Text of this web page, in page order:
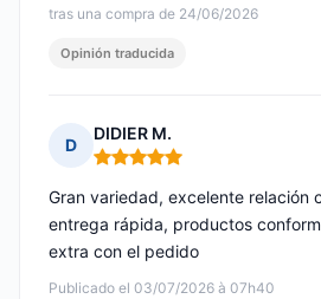
tras una compra de 24/06/2026
Opinión traducida
D
DIDIER M.
Nota: 5 de 5
Publicado el 03/07/2026 à 07h40
Gran variedad, excelente relación
entrega rápida, productos
extra con el pedido